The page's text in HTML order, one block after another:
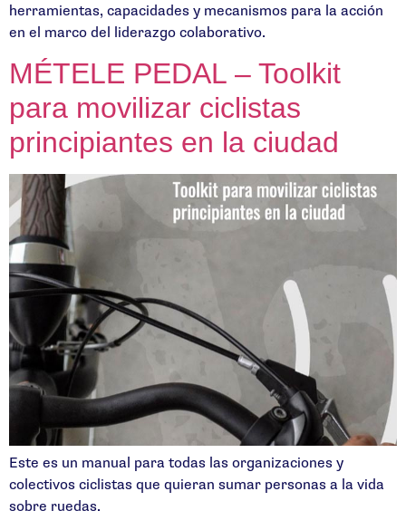
herramientas, capacidades y mecanismos para la acción
en el marco del liderazgo colaborativo.
MÉTELE PEDAL – Toolkit
para movilizar ciclistas
principiantes en la ciudad
Este es un manual para todas las organizaciones y
colectivos ciclistas que quieran sumar personas a la vida
sobre ruedas.